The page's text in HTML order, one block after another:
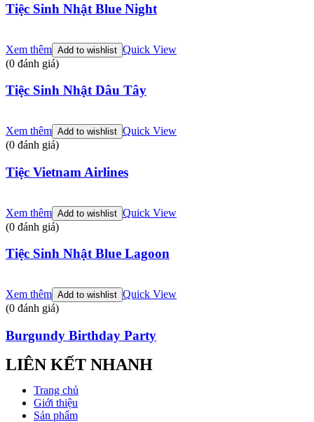
Tiệc Sinh Nhật Blue Night
Xem thêm Add to wishlist Quick View
(0 đánh giá)
Tiệc Sinh Nhật Dâu Tây
Xem thêm Add to wishlist Quick View
(0 đánh giá)
Tiệc Vietnam Airlines
Xem thêm Add to wishlist Quick View
(0 đánh giá)
Tiệc Sinh Nhật Blue Lagoon
Xem thêm Add to wishlist Quick View
(0 đánh giá)
Burgundy Birthday Party
LIÊN KẾT NHANH
Trang chủ
Giới thiệu
Sản phẩm